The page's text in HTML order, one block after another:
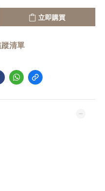
立即購買
清單